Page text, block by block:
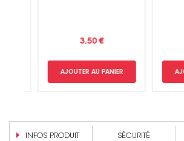
3.50 €
AJOUTER AU PANIER
INFOS PRODUIT SÉCURITÉ